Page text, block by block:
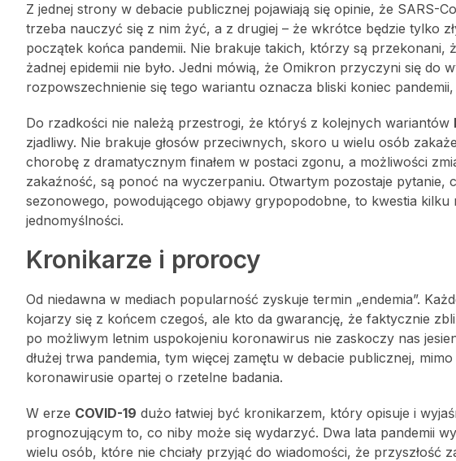
Z jednej strony w debacie publicznej pojawiają się opinie, że SARS-
trzeba nauczyć się z nim żyć, a z drugiej – że wkrótce będzie tylko
początek końca pandemii. Nie brakuje takich, którzy są
żadnej epidemii nie było. Jedni mówią, że Omikron przyczyni się do
rozpowszechnienie się tego wariantu oznacza bliski koniec
Do rzadkości nie należą przestrogi, że któryś z kolejnych wariantów
zjadliwy. Nie brakuje głosów przeciwnych, skoro u wielu osób
chorobę z dramatycznym finałem w postaci zgonu, a możliwości
zakaźność, są ponoć na wyczerpaniu. Otwartym pozostaje pytanie,
sezonowego, powodującego objawy grypopodobne, to kwestia kilku
jednomyślności.
Kronikarze i prorocy
Od niedawna w mediach popularność zyskuje termin „endemia”.
kojarzy się z końcem czegoś, ale kto da gwarancję, że faktycznie
po możliwym letnim uspokojeniu koronawirus nie zaskoczy nas
dłużej trwa pandemia, tym więcej zamętu w debacie publicznej,
koronawirusie opartej o rzetelne badania.
W erze COVID-19 dużo łatwiej być kronikarzem, który opisuje i
prognozującym to, co niby może się wydarzyć. Dwa lata pandemii
wielu osób, które nie chciały przyjąć do wiadomości, że przyszłość